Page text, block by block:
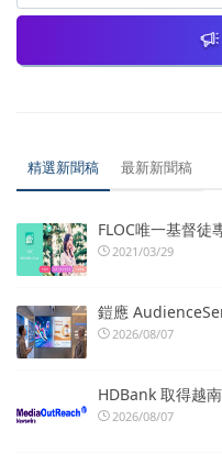
精選新聞稿 最新新聞稿
FLOC唯一基督徒
2021/03/29
鎧應
2026/08/07
HDBank 取得越
2026/08/07